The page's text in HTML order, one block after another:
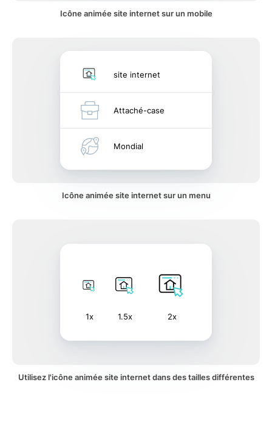
Icône animée site internet sur un mobile
site internet
Attaché-case
Mondial
Icône animée site internet sur un menu
1x 1.5x 2x
Utilisez l'icône animée site internet dans des tailles différentes